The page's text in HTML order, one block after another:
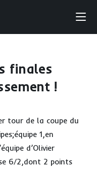
finales
!
tour de la coupe du
1,en
d’Olivier
6/2,dont 2 points